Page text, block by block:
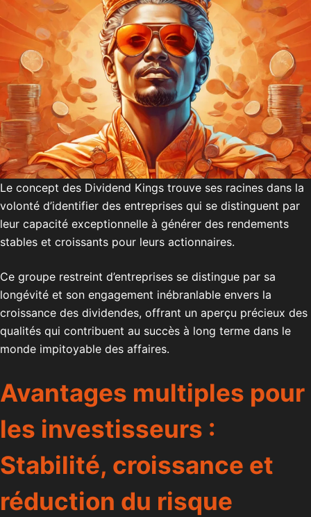
Le concept des Dividend Kings trouve ses racines dans la
volonté d’identifier des entreprises qui se distinguent par
leur capacité exceptionnelle à générer des rendements
stables et croissants pour leurs actionnaires.
Ce groupe restreint d’entreprises se distingue par sa
longévité et son engagement inébranlable envers la
croissance des dividendes, offrant un aperçu précieux des
qualités qui contribuent au succès à long terme dans le
monde impitoyable des affaires.
Avantages multiples pour
les investisseurs :
Stabilité, croissance et
réduction du risque